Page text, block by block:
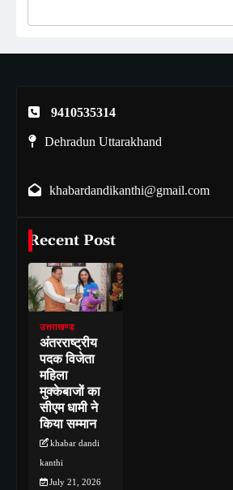
9410535314
Dehradun Uttarakhand
khabardandikanthi@gmail.com
Recent Post
उत्तराखण्ड
अंतरराष्ट्रीय
पदक विजेता
महिला
मुक्केबाजों का
सीएम धामी ने
किया सम्मान
khabar dandi
kanthi
July 21, 2026